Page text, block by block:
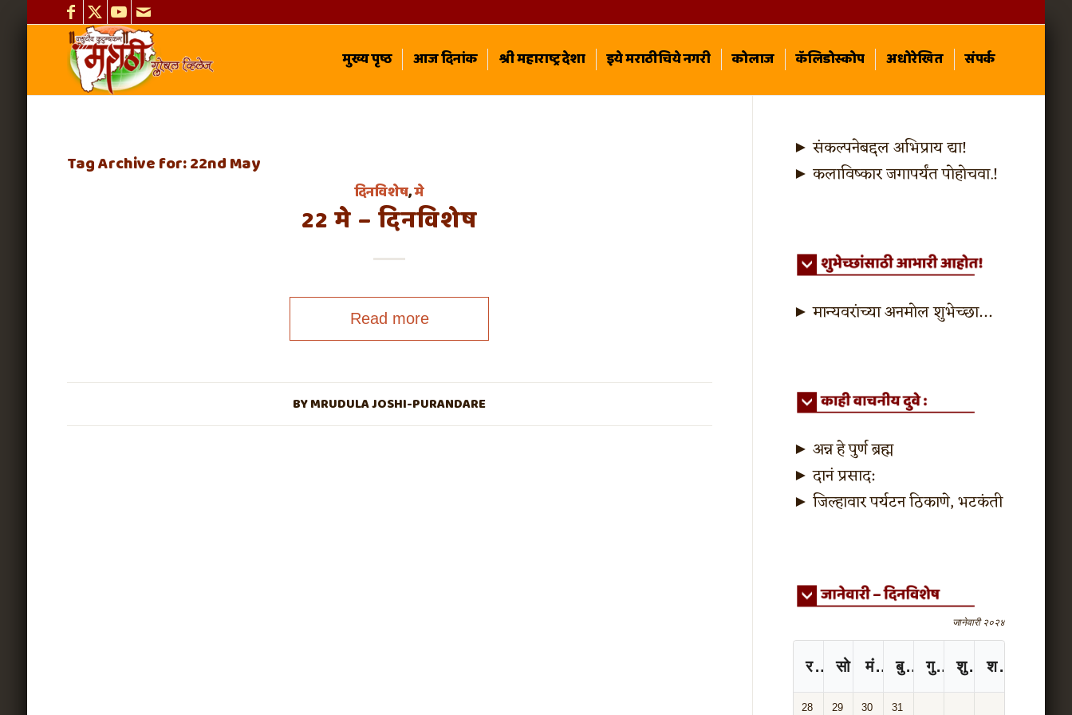
मुख्य पृष्ठ आज दिनांक श्री महाराष्ट्र देशा इये मराठीचिये नगरी कोलाज कॅलिडोस्कोप अधोरेखित संपर्क
Tag Archive for:22nd May
दिनविशेष,मे
22 मे – दिनविशेष
Read more
BYMRUDULA JOSHI-PURANDARE
► संकल्पनेबद्दल अभिप्राय द्या!
► कलाविष्कार जगापर्यंत पोहोचवा.!
► मान्यवरांच्या अनमोल शुभेच्छा…
► अन्न हे पुर्ण ब्रह्म
►दानं प्रसाद:
► जिल्हावार पर्यटन ठिकाणे, भटकंती
रविवार सोमवार मंगळवार बुधवार गुरुवार शुक्रवार शनिवार
जानेवारी २०२४
28 29 30 31